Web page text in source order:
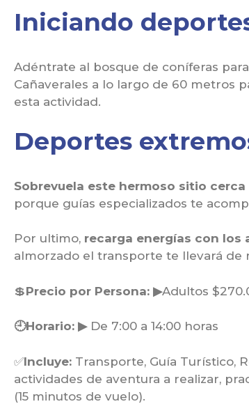
Iniciando
Adéntrate al bosque de coníferas
Cañaverales a lo largo de 60 metros
esta actividad.
Deportes
Sobrevuela este hermoso sitio
porque guías especializados te
Por ultimo, recarga energías con los
almorzado el transporte te llevará de
💲Precio por Persona: ▶Adultos
🕘Horario: ▶De 7:00 a 14:00 horas
✅Incluye: Transporte, Guía Turístico,
actividades de aventura a realizar,
(15 minutos de vuelo).